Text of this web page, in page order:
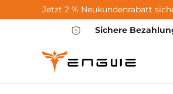
Zum Inhalt springen
Jetzt 2 % Neukundenrabatt
Sichere